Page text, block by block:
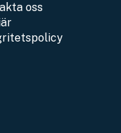
oss